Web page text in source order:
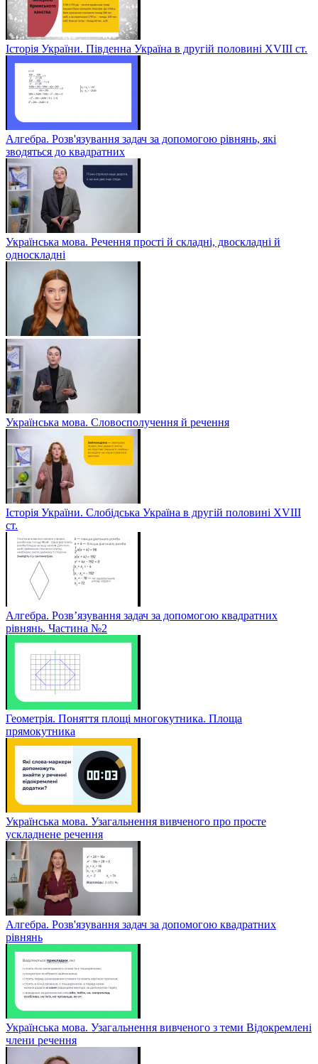
Історія України. Південна Україна в другій половині ХVІІІ ст.
Алгебра. Розв'язування задач за допомогою рівнянь, які
зводяться до квадратних
Українська мова. Речення прості й складні, двоскладні й
односкладні
Українська мова. Словосполучення й речення
Історія України. Слобідська Україна в другій половині ХVIIІ
ст.
Алгебра. Розв’язування задач за допомогою квадратних
рівнянь. Частина №2
Геометрія. Поняття площі многокутника. Площа
прямокутника
Українська мова. Узагальнення вивченого про просте
ускладнене речення
Алгебра. Розв'язування задач за допомогою квадратних
рівнянь
Українська мова. Узагальнення вивченого з теми Відокремлені
члени речення